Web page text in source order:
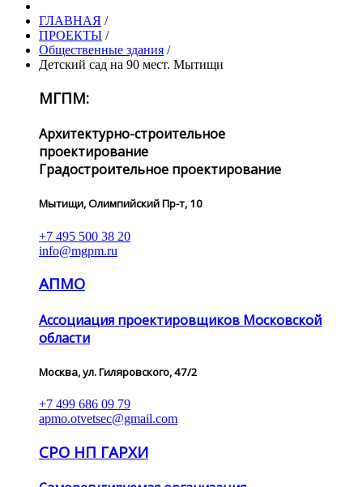
ГЛАВНАЯ /
ПРОЕКТЫ /
Общественные здания /
Детский сад на 90 мест. Мытищи
МГПМ:
Архитектурно-строительное
проектирование
Градостроительное проектирование
Мытищи, Олимпийский Пр-т, 10
+7 495 500 38 20
info@mgpm.ru
АПМО
Ассоциация проектировщиков Московской
области
Москва, ул. Гиляровского, 47/2
+7 499 686 09 79
apmo.otvetsec@gmail.com
СРО НП ГАРХИ